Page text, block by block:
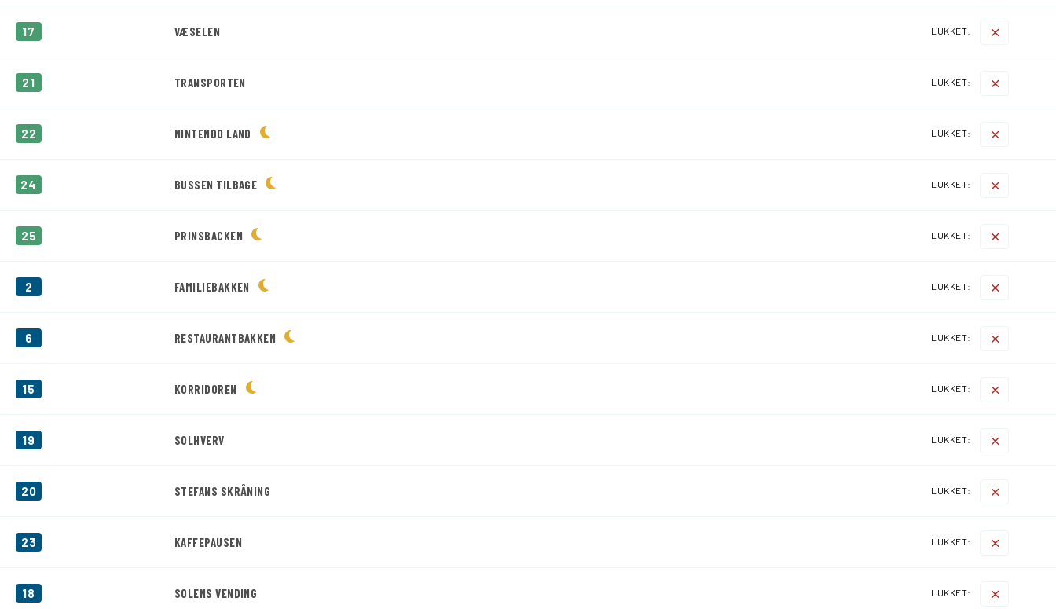
17 VÆSELEN LUKKET:
21 TRANSPORTEN LUKKET:
22 NINTENDO LAND LUKKET:
24 BUSSEN TILBAGE LUKKET:
25 PRINSBACKEN LUKKET:
2 FAMILIEBAKKEN LUKKET:
6 RESTAURANTBAKKEN LUKKET:
15 KORRIDOREN LUKKET:
19 SOLHVERV LUKKET:
20 STEFANS SKRÅNING LUKKET:
23 KAFFEPAUSEN LUKKET:
18 SOLENS VENDING LUKKET: